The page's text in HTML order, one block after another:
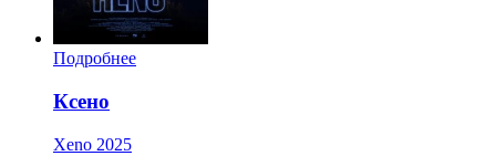
Подробнее
Ксено
Xeno 2025